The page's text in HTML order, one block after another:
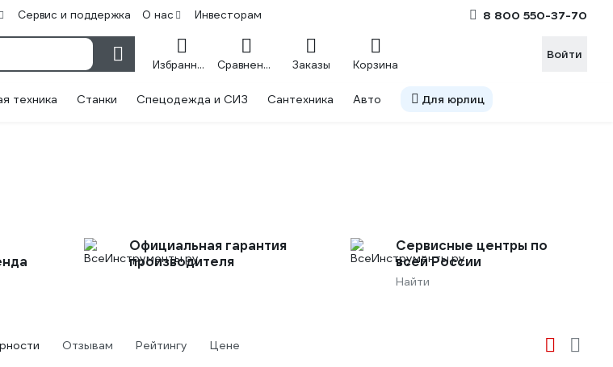
Сервис и поддержка О нас Инвесторам 8 800 550-37-70
Избранное Сравнение Заказы Корзина
Войти
техника Станки Спецодежда и СИЗ Сантехника Авто Для юрлиц
Официальная гарантия
производителя
Сервисные центры по
всей России
Найти
Отзывам Рейтингу Цене